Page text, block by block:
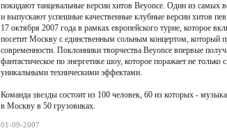
покидают танцевальные версии хитов Beyonce. Один из самых
и выпускают успешные качественные клубные версии хитов
17 октября 2007 года в рамках европейского турне, которое
посетит Москву с единственным сольным концертом, который
современности. Поклонники творчества Beyonce впервые
фантастическое по энергетике шоу, которое поражает не
уникальными техническими эффектами.
Команда звезды состоит из 100 человек, 60 из которых -
в Москву в 50 грузовиках.
01-09-2007